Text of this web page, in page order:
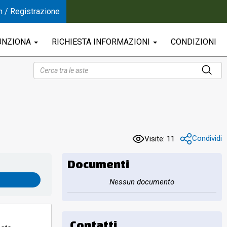
RICHIESTA INFORMAZIONI CONDIZIONI
Visite: 11 Condividi
Documenti
Nessun documento
Contatti
/ Registrazione